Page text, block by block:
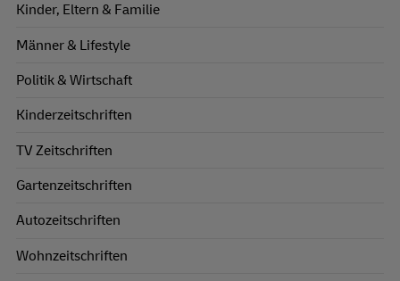
Kinder, Eltern & Familie
Männer & Lifestyle
Politik & Wirtschaft
Kinderzeitschriften
TV Zeitschriften
Gartenzeitschriften
Autozeitschriften
Wohnzeitschriften